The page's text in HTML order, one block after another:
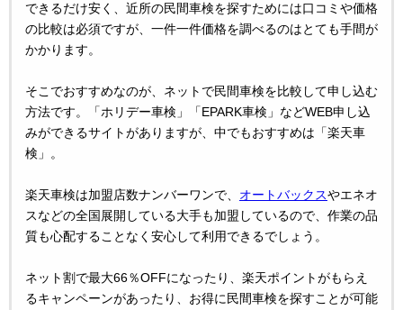
できるだけ安く、近所の民間車検を探すためには口コミや価格
の比較は必須ですが、一件一件価格を調べるのはとても手間が
かかります。
そこでおすすめなのが、ネットで民間車検を比較して申し込む
方法です。「ホリデー車検」「EPARK車検」などWEB申し込
みができるサイトがありますが、中でもおすすめは「楽天車
検」。
楽天車検は加盟店数ナンバーワンで、 オートバックス やエネオ
スなどの全国展開している大手も加盟しているので、作業の品
質も心配することなく安心して利用できるでしょう。
ネット割で最大66％OFFになったり、楽天ポイントがもらえ
るキャンペーンがあったり、お得に民間車検を探すことが可能